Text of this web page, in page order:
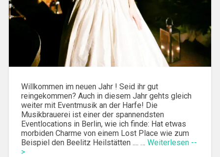
Willkommen im neuen Jahr ! Seid ihr gut
reingekommen? Auch in diesem Jahr gehts gleich
weiter mit Eventmusik an der Harfe! Die
Musikbrauerei ist einer der spannendsten
Eventlocations in Berlin, wie ich finde: Hat etwas
morbiden Charme von einem Lost Place wie zum
Beispiel den Beelitz Heilstätten .... … Weiterlesen --
>